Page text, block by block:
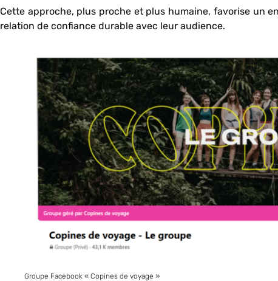
Cette approche, plus proche et plus humaine, favorise un
relation de confiance durable avec leur audience.
Groupe Facebook « Copines de voyage »